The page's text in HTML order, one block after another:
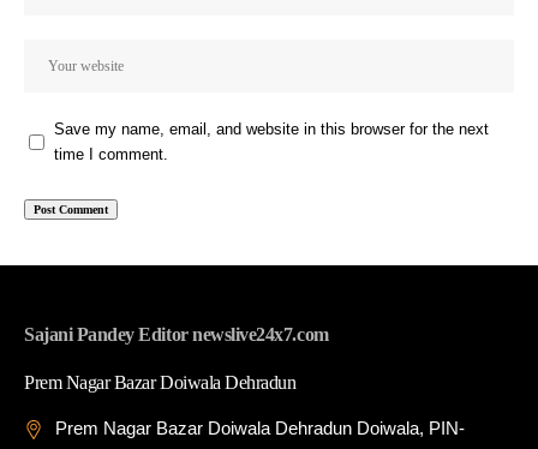
Save my name, email, and website in this browser for the next
time I comment.
Sajani Pandey Editor newslive24x7.com
Prem Nagar Bazar Doiwala Dehradun
Prem Nagar Bazar Doiwala Dehradun Doiwala, PIN-